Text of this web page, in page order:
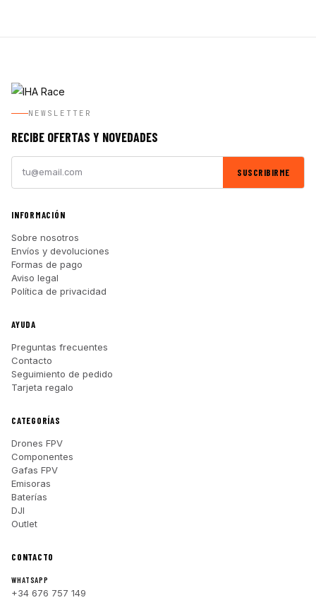
NEWSLETTER
RECIBE OFERTAS Y NOVEDADES
SUSCRIBIRME
INFORMACIÓN
Sobre nosotros
Envíos y devoluciones
Formas de pago
Aviso legal
Política de privacidad
AYUDA
Preguntas frecuentes
Contacto
Seguimiento de pedido
Tarjeta regalo
CATEGORÍAS
Drones FPV
Componentes
Gafas FPV
Emisoras
Baterías
DJI
Outlet
CONTACTO
WHATSAPP
+34 676 757 149